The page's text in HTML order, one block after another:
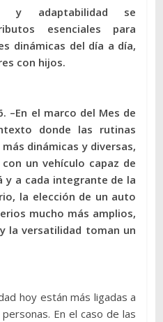
y adaptabilidad se
esenciales para
dinámicas del día a día,
con hijos.
–En el marco del Mes de
donde las rutinas
dinámicas y diversas,
un vehículo capaz de
y a cada integrante de la
la elección de un auto
mucho más amplios,
la versatilidad toman un
hoy están más ligadas a
En el caso de las